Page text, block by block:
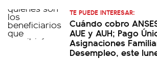
TE PUEDE INTERESAR:
Cuándo cobro
AUE y AUH; Pago
Asignaciones
Desempleo, este